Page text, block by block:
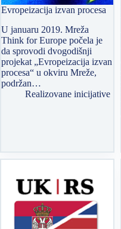
Evropeizacija izvan procesa
U januaru 2019. Mreža
Think for Europe počela je
da sprovodi dvogodišnji
projekat „Evropeizacija izvan
procesa“ u okviru Mreže,
podržan…
Realizovane inicijative